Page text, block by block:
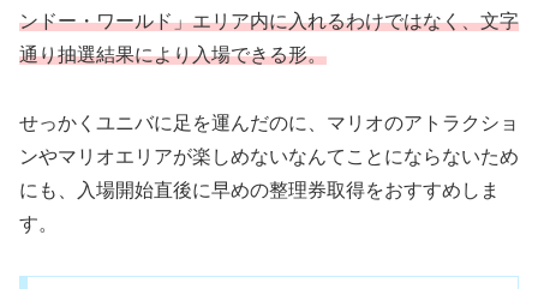
ンドー・ワールド」エリア内に入れるわけではなく、文字
通り抽選結果により入場できる形。
せっかくユニバに足を運んだのに、マリオのアトラクショ
ンやマリオエリアが楽しめないなんてことにならないため
にも、入場開始直後に早めの整理券取得をおすすめしま
す。